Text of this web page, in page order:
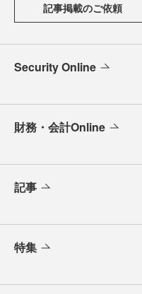
記事掲載のご依頼
Security Online
財務・会計Online
記事
特集